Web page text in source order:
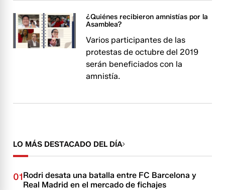
¿Quiénes recibieron amnistías por la
Asamblea?
Varios participantes de las
protestas de octubre del 2019
serán beneficiados con la
amnistía.
LO MÁS DESTACADO DEL DÍA
01Rodri desata una batalla entre FC Barcelona y
Real Madrid en el mercado de fichajes